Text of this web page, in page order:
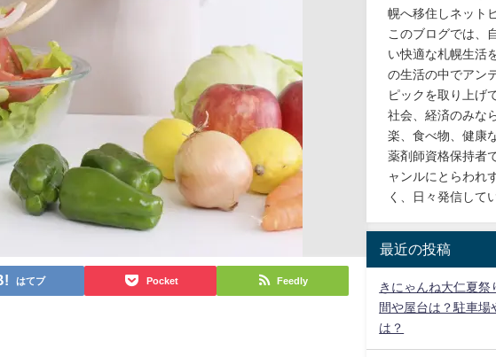
はてブ Pocket Feedly
幌へ移住しネット
このブログでは、
い快適な札幌生活
の生活の中でアン
ピックを取り上げ
社会、経済のみな
楽、食べ物、健康
薬剤師資格保持者
ャンルにとらわれ
く、日々発信して
最近の投稿
きにゃんね大仁夏
間や屋台は？駐車場
は？